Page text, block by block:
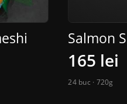
Salmon
165 lei
24 buc · 720g